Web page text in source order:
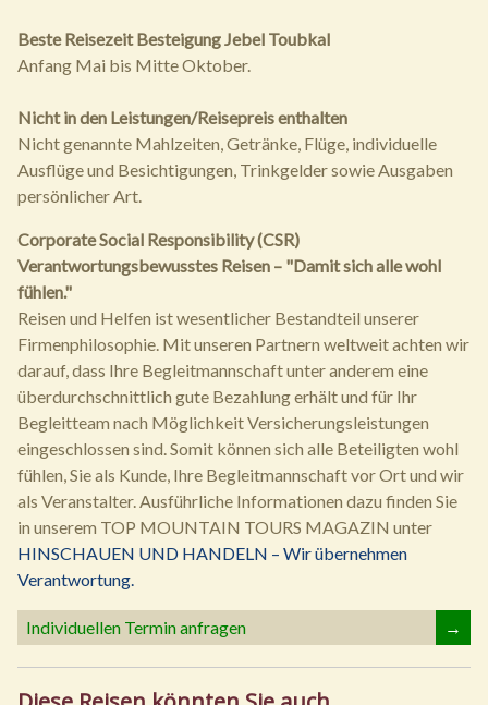
Beste Reisezeit Besteigung Jebel Toubkal
Anfang Mai bis Mitte Oktober.
Nicht in den Leistungen/Reisepreis enthalten
Nicht genannte Mahlzeiten, Getränke, Flüge, individuelle
Ausflüge und Besichtigungen, Trinkgelder sowie Ausgaben
persönlicher Art.
Corporate Social Responsibility (CSR)
Verantwortungsbewusstes Reisen – "Damit sich alle wohl
fühlen."
Reisen und Helfen ist wesentlicher Bestandteil unserer
Firmenphilosophie. Mit unseren Partnern weltweit achten wir
darauf, dass Ihre Begleitmannschaft unter anderem eine
überdurchschnittlich gute Bezahlung erhält und für Ihr
Begleitteam nach Möglichkeit Versicherungsleistungen
eingeschlossen sind. Somit können sich alle Beteiligten wohl
fühlen, Sie als Kunde, Ihre Begleitmannschaft vor Ort und wir
als Veranstalter. Ausführliche Informationen dazu finden Sie
in unserem TOP MOUNTAIN TOURS MAGAZIN unter
HINSCHAUEN UND HANDELN – Wir übernehmen
Verantwortung.
Individuellen Termin anfragen →